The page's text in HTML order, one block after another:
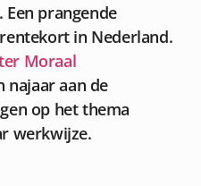
prangende
in Nederland.
Moraal
najaar aan de
op het thema
werkwijze.